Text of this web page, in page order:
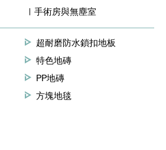
手術房與無塵室
超耐磨防水鎖扣地板
特色地磚
PP地磚
方塊地毯